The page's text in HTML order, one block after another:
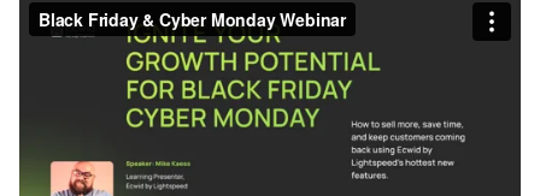
Black Friday és Cyber ​​Monday webinárium
Ecwid a LightspeedtőlonVimeo